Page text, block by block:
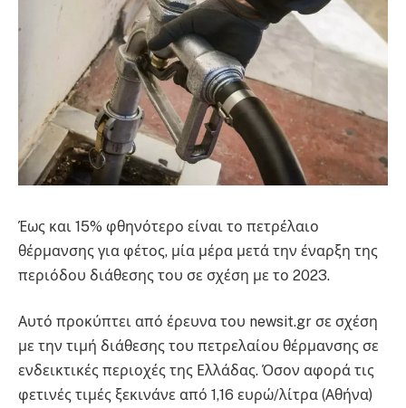
Έως και 15% φθηνότερο είναι το πετρέλαιο
θέρμανσης για φέτος, μία μέρα μετά την έναρξη της
περιόδου διάθεσης του σε σχέση με το 2023.
Αυτό προκύπτει από έρευνα του newsit.gr σε σχέση
με την τιμή διάθεσης του πετρελαίου θέρμανσης σε
ενδεικτικές περιοχές της Ελλάδας. Όσον αφορά τις
φετινές τιμές ξεκινάνε από 1,16 ευρώ/λίτρα (Αθήνα)